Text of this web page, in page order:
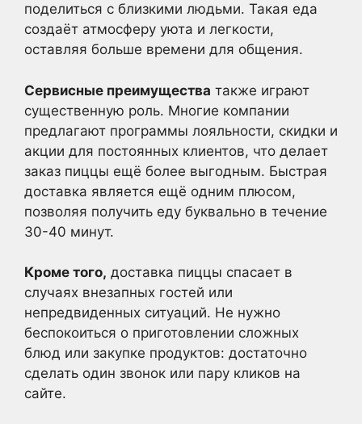
поделиться с близкими людьми. Такая еда
создаёт атмосферу уюта и легкости,
оставляя больше времени для общения.
Сервисные преимущества также играют
существенную роль. Многие компании
предлагают программы лояльности, скидки и
акции для постоянных клиентов, что делает
заказ пиццы ещё более выгодным. Быстрая
доставка является ещё одним плюсом,
позволяя получить еду буквально в течение
30-40 минут.
Кроме того, доставка пиццы спасает в
случаях внезапных гостей или
непредвиденных ситуаций. Не нужно
беспокоиться о приготовлении сложных
блюд или закупке продуктов: достаточно
сделать один звонок или пару кликов на
сайте.